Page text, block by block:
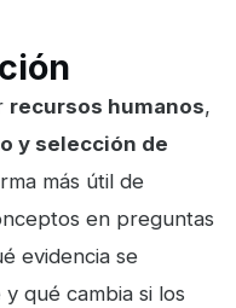
recursos humanos,
y selección de
más útil de
en preguntas
evidencia se
qué cambia si los